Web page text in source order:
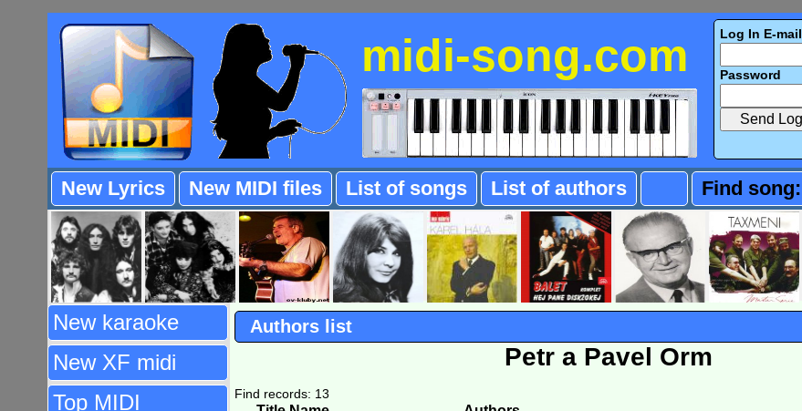
midi-song.com Log In E-mail
Password
New Lyrics New MIDI files List of songs List of authors Find song:
New karaoke
New XF midi
Top MIDI
Authors list
Petr a Pavel Orm
Find records: 13